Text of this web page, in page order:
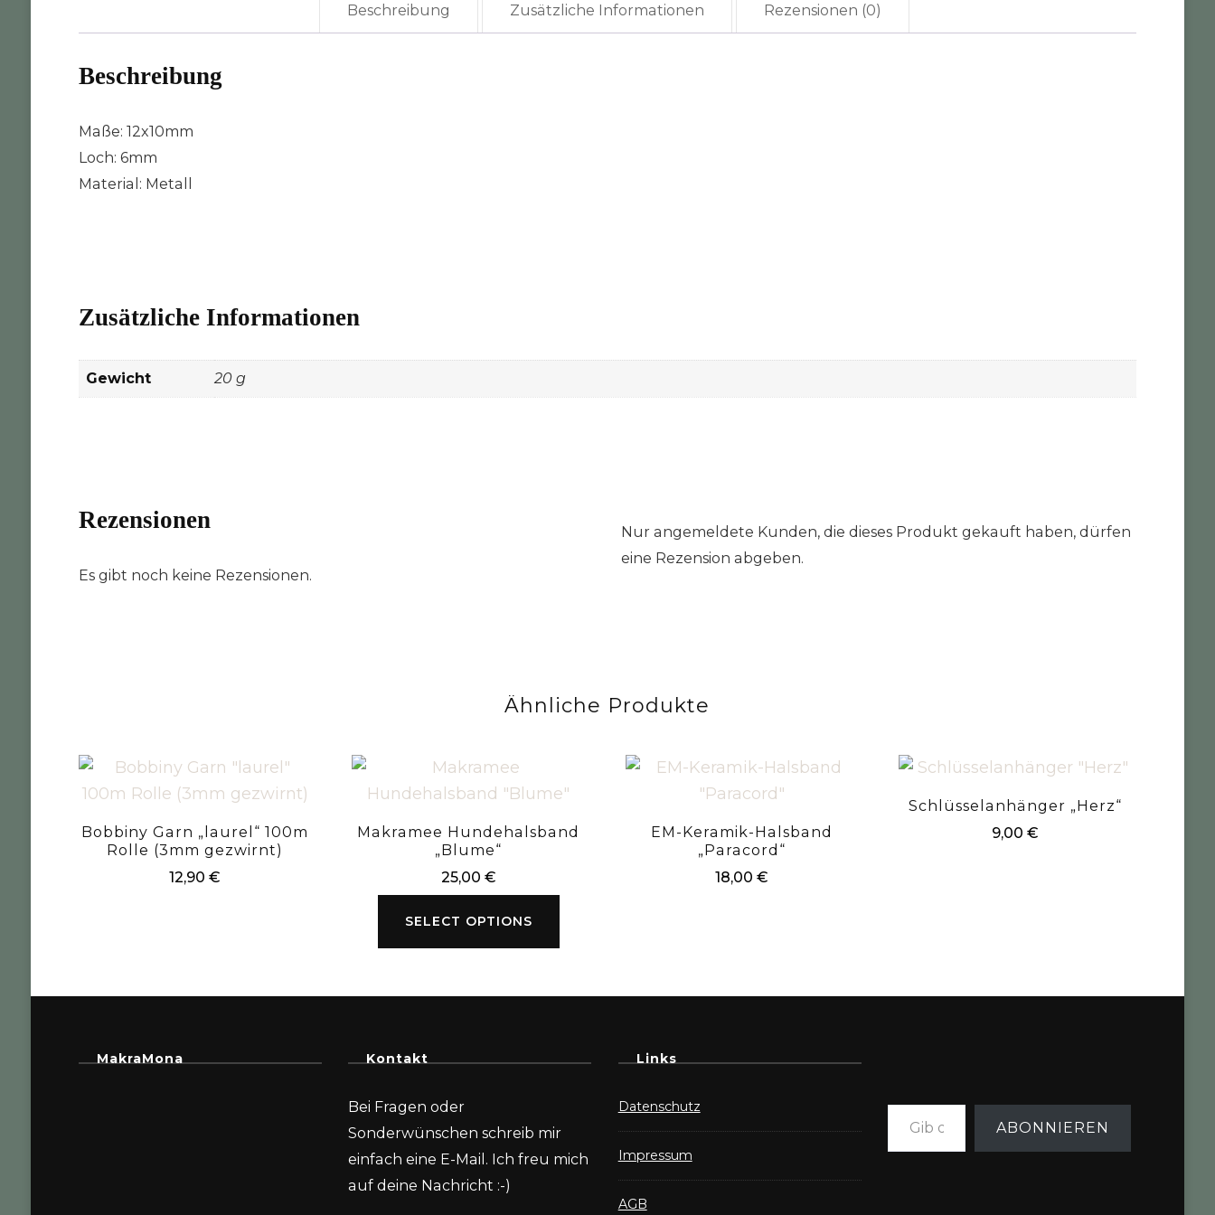
Beschreibung Zusätzliche Informationen Rezensionen (0)
Beschreibung
Maße: 12x10mm
Loch: 6mm
Material: Metall
Zusätzliche Informationen
Gewicht 20 g
Rezensionen
Es gibt noch keine Rezensionen.
Nur angemeldete Kunden, die dieses Produkt gekauft haben, dürfen
eine Rezension abgeben.
Ähnliche Produkte
Bobbiny Garn „laurel“ 100m
Rolle (3mm gezwirnt)
12,90€
Makramee Hundehalsband
„Blume“
25,00 €
SELECT OPTIONS
EM-Keramik-Halsband
„Paracord“
18,00€
Schlüsselanhänger „Herz“
9,00€
MakraMona Kontakt
Bei Fragen oder
Sonderwünschen schreib mir
einfach eine E-Mail. Ich freu mich
auf deine Nachricht :-)
Links
Datenschutz
Impressum
AGB
Gib deine E-Mail-Adresse ein ...
ABONNIEREN